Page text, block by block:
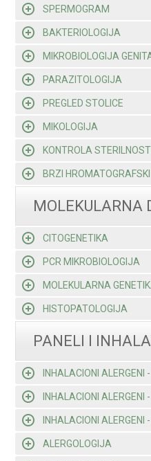
SPERMOGRAM
BAKTERIOLOGIJA
MIKROBIOLOGIJA
PARAZITOLOGIJA
PREGLED STOLICE
MIKOLOGIJA
KONTROLA STERILNOSTI
BRZI
MOLEKULARNA
CITOGENETIKA
PCR MIKROBIOLOGIJA
MOLEKULARNA
HISTOPATOLOGIJA
PANELI I
INHALACIONI ALERGENI
INHALACIONI ALERGENI
INHALACIONI ALERGENI
ALERGOLOGIJA